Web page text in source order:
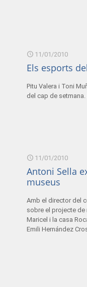
11/01/2010
Els esports
Pitu Valera i Toni
del cap de
11/01/2010
Antoni Sella
museus
Amb el director del
sobre el projecte de
Maricel i la casa
Emili Hernández